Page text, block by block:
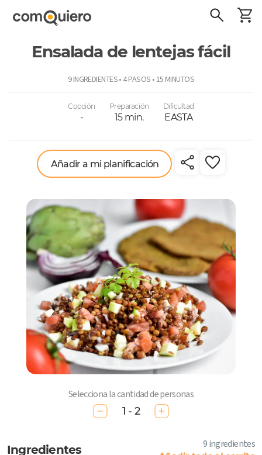
Ensalada de lentejas fácil
9 INGREDIENTES • 4 PASOS • 15 MINUTOS
Cocción
-
Preparación
15 min.
Dificultad
EASTA
Añadir a mi planificación
Selecciona la cantidad de personas
1 - 2
Ingredientes 9 ingredientes